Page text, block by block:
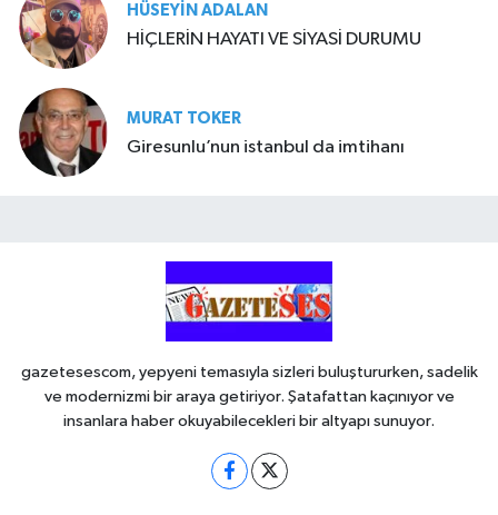
HÜSEYIN ADALAN
HİÇLERİN HAYATI VE SİYASİ DURUMU
MURAT TOKER
Giresunlu’nun istanbul da imtihanı
gazetesescom, yepyeni temasıyla sizleri buluştururken, sadelik
ve modernizmi bir araya getiriyor. Şatafattan kaçınıyor ve
insanlara haber okuyabilecekleri bir altyapı sunuyor.